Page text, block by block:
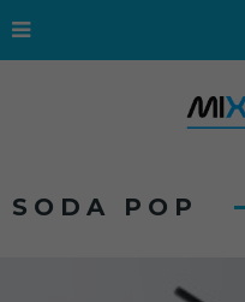
SODA POP